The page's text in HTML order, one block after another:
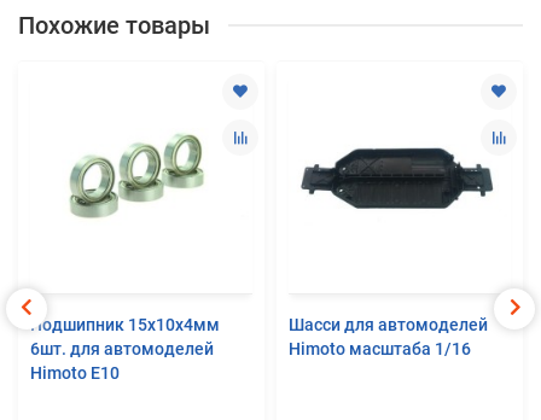
Похожие товары
Подшипник 15x10x4мм
6шт. для автомоделей
Himoto E10
Шасси для автомоделей
Himoto масштаба 1/16